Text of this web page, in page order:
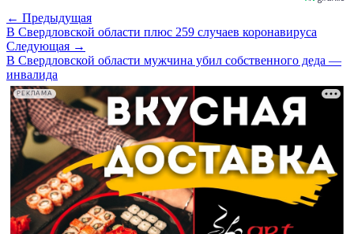
← Предыдущая
В Свердловской области плюс 259 случаев коронавируса
Следующая →
В Свердловской области мужчина убил собственного деда —
инвалида
РЕКЛАМА